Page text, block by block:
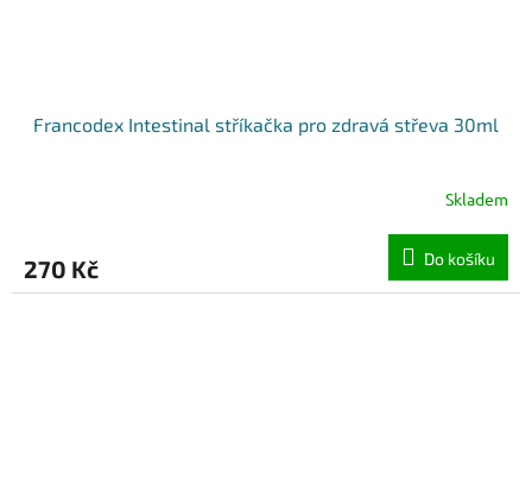
Francodex Intestinal stříkačka pro zdravá střeva 30ml
Skladem
270 Kč Do košíku